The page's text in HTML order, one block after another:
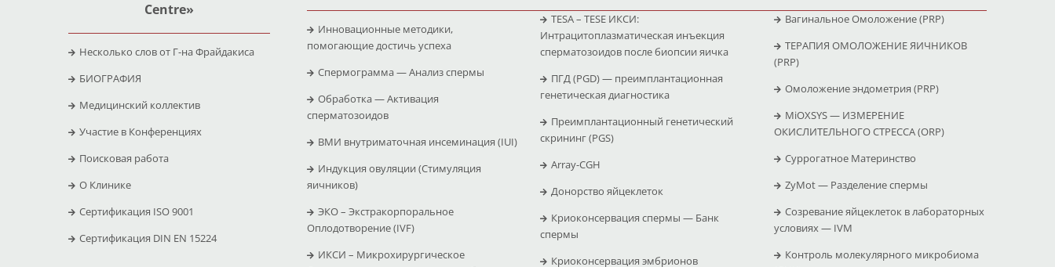
Centre»
Несколько слов от Г-на Фрайдакиса
БИОГРАФИЯ
Медицинский коллектив
Участие в Конференциях
Поисковая работа
O Клинике
Сертификация ISO 9001
Сертификация DIN EN 15224
Инновационные методики,
помогающие достичь успеха
Спермограмма — Анализ спермы
Обработка — Активация
сперматозоидов
ВМИ внутриматочная инсеминация (IUI)
Индукция овуляции (Стимуляция
яичников)
ЭКО – Экстракорпоральное
Оплодотворение (IVF)
ИКСИ – Микрохирургическое
TESA – TESE ИКСИ:
Интрацитоплазматическая инъекция
сперматозоидов после биопсии яичка
ПГД (PGD) — преимплантационная
генетическая диагностика
Преимплантационный генетический
скрининг (PGS)
Array-CGH
Донорство яйцеклеток
Криоконсервация спермы — Банк
спермы
Криоконсервация эмбрионов
Вагинальное Омоложение (PRP)
ТЕРАПИЯ ОМОЛОЖЕНИЕ ЯИЧНИКОВ
(PRP)
Омоложение эндометрия (PRP)
MiOXSYS — ИЗМЕРЕНИЕ
ОКИСЛИТЕЛЬНОГО СТРЕССА (ΟRP)
Суррогатное Материнство
ZyMot — Pазделение спермы
Созревание яйцеклеток в лабораторных
условиях — IVM
Контроль молекулярного микробиома